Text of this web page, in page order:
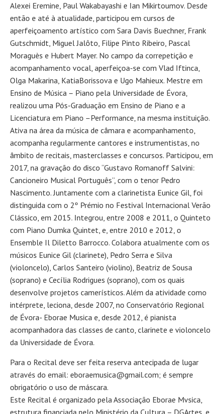
Alexei Eremine, Paul Wakabayashi e Ian Mikirtoumov. Desde
então e até à atualidade, participou em cursos de
aperfeiçoamento artístico com Sara Davis Buechner, Frank
Gutschmidt, Miguel Jalôto, Filipe Pinto Ribeiro, Pascal
Moraguès e Hubert Mayer. No campo da correpetição e
acompanhamento vocal, aperfeiçoa-se com Vlad Iftinca,
Olga Makarina, KatiaBorissova e Ugo Mahieux. Mestre em
Ensino de Música – Piano pela Universidade de Évora,
realizou uma Pós-Graduação em Ensino de Piano e a
Licenciatura em Piano –Performance, na mesma instituição.
Ativa na área da música de câmara e acompanhamento,
acompanha regularmente cantores e instrumentistas, no
âmbito de recitais, masterclasses e concursos. Participou, em
2017, na gravação do disco “Gustavo Romanoff Salvini:
Cancioneiro Musical Português”, com o tenor Pedro
Nascimento. Juntamente com a clarinetista Eunice Gil, foi
distinguida com o 2º Prémio no Festival Internacional Verão
Clássico, em 2015. Integrou, entre 2008 e 2011, o Quinteto
com Piano Dumka Quintet, e, entre 2010 e 2012, o
Ensemble Il Diletto Barrocco. Colabora atualmente com os
músicos Eunice Gil (clarinete), Pedro Serra e Silva
(violoncelo), Carlos Santeiro (violino), Beatriz de Sousa
(soprano) e Cecília Rodrigues (soprano), com os quais
desenvolve projetos camerísticos. Além da atividade como
intérprete, leciona, desde 2007, no Conservatório Regional
de Évora- Eborae Musica e, desde 2012, é pianista
acompanhadora das classes de canto, clarinete e violoncelo
da Universidade de Évora.
Para o Recital deve ser feita reserva antecipada de lugar
através do email: eboraemusica@gmail.com; é sempre
obrigatório o uso de máscara.
Este Recital é organizado pela Associação Eborae Mvsica,
estrutura financiada pelo Ministério da Cultura – DGArtes, e